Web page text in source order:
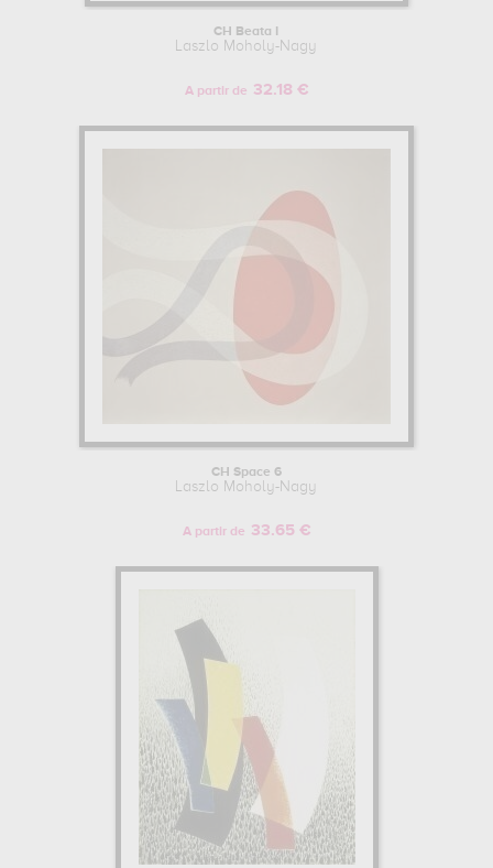
CH Beata I
Laszlo Moholy-Nagy
A partir de 32.18 €
CH Space 6
Laszlo Moholy-Nagy
A partir de 33.65 €